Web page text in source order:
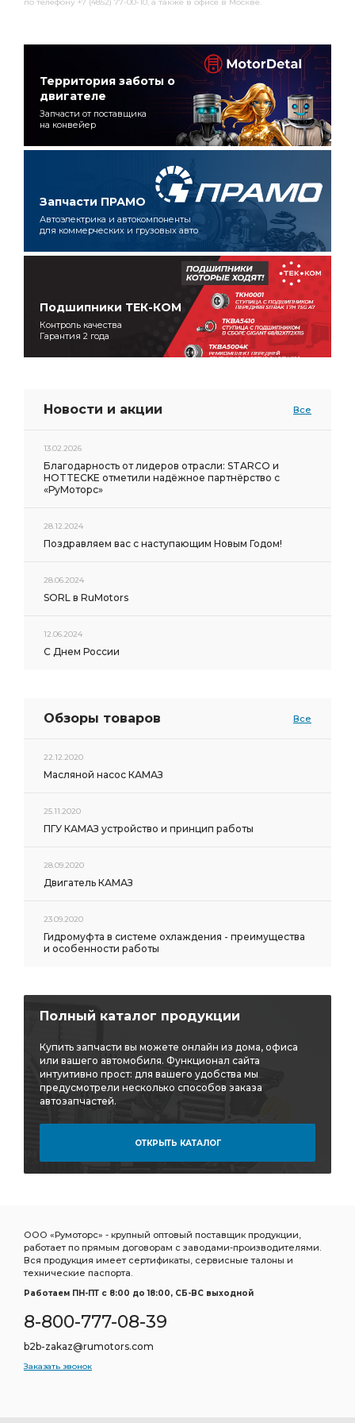
Территория заботы о
двигателе
Запчасти от поставщика
на конвейер
Запчасти ПРАМО
Автоэлектрика и автокомпоненты
для коммерческих и грузовых авто
Подшипники ТЕК-КОМ
Контроль качества
Гарантия 2 года
Новости и акции Все
13.02.2026
Благодарность от лидеров отрасли: STARCO и
HOTTECKE отметили надёжное партнёрство с
«РуМоторс»
28.12.2024
Поздравляем вас с наступающим Новым Годом!
28.06.2024
SORL в RuMotors
12.06.2024
С Днем России
Обзоры товаров Все
22.12.2020
Масляной насос КАМАЗ
25.11.2020
ПГУ КАМАЗ устройство и принцип работы
28.09.2020
Двигатель КАМАЗ
23.09.2020
Гидромуфта в системе охлаждения - преимущества
и особенности работы
Полный каталог продукции
Купить запчасти вы можете онлайн из дома, офиса
или вашего автомобиля. Функционал сайта
интуитивно прост: для вашего удобства мы
предусмотрели несколько способов заказа
автозапчастей.
ОТКРЫТЬ КАТАЛОГ
ООО «Румоторс» - крупный оптовый поставщик продукции,
работает по прямым договорам с заводами-производителями.
Вся продукция имеет сертификаты, сервисные талоны и
технические паспорта.
Работаем ПН-ПТ c 8:00 до 18:00, СБ-ВС выходной
8-800-777-08-39
b2b-zakaz@rumotors.com
Заказать звонок